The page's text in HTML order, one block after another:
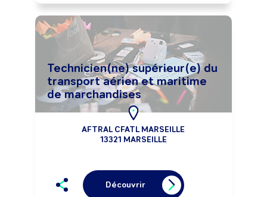
Technicien(ne) supérieur(e) du
transport aérien et maritime
de marchandises
AFTRAL CFATL MARSEILLE
13321 MARSEILLE
Découvrir